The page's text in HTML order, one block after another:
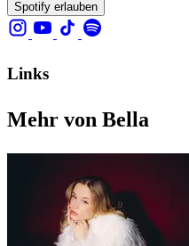
Spotify erlauben
Links
Mehr von Bella